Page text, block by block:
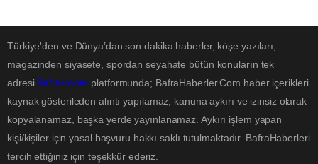
Türkiye'den ve Dünya’dan son dakika haberler, köşe yazıları,
magazinden siyasete, spordan seyahate bütün konuların tek
adresi BafraHaber platformunda; BafraHaberler.Com haber içerikleri
kaynak gösterileden alıntı yapılamaz, kanuna aykırı ve izinsiz olarak
kopyalanamaz, başka yerde yayınlanamaz. Aykırı işlem yapan
kişi/kişiler için yasal başvuru hakkı saklı tutulmaktadır. BafraHaberleri
tercih ettiğiniz için teşekkür ederiz.